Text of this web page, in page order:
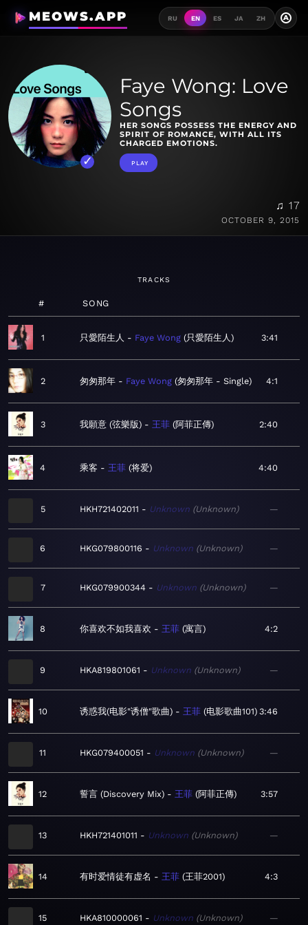
MEOWS.APP RU EN ES JA ZH A
Faye Wong: Love
Songs
HER SONGS POSSESS THE ENERGY AND
SPIRIT OF ROMANCE, WITH ALL ITS
CHARGED EMOTIONS.
PLAY
♫ 17
OCTOBER 9, 2015
TRACKS
# SONG
1 只愛陌生人 Faye Wong 只愛陌生人 3:41
2 匆匆那年 Faye Wong 匆匆那年 - Single 4:1
3 我願意 (弦樂版) 王菲 阿菲正傳 2:40
4 乘客 王菲 将爱 4:40
5 HKH721402011 Unknown Unknown —
6 HKG079800116 Unknown Unknown —
7 HKG079900344 Unknown Unknown —
8 你喜欢不如我喜欢 王菲 寓言 4:2
9 HKA819801061 Unknown Unknown —
10 诱惑我(电影"诱僧"歌曲) 王菲 电影歌曲101 3:46
11 HKG079400051 Unknown Unknown —
12 誓言 (Discovery Mix) 王菲 阿菲正傳 3:57
13 HKH721401011 Unknown Unknown —
14 有时爱情徒有虚名 王菲 王菲2001 4:3
15 HKA810000061 Unknown Unknown —